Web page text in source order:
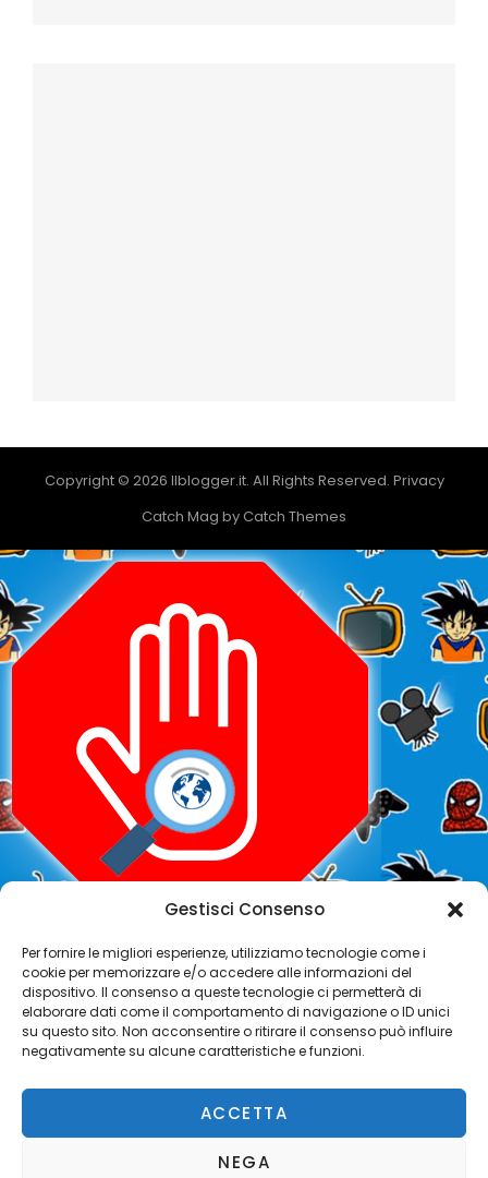
Gestisci Consenso
Per fornire le migliori esperienze, utilizziamo tecnologie come i
cookie per memorizzare e/o accedere alle informazioni del
dispositivo. Il consenso a queste tecnologie ci permetterà di
elaborare dati come il comportamento di navigazione o ID unici
su questo sito. Non acconsentire o ritirare il consenso può influire
negativamente su alcune caratteristiche e funzioni.
ACCETTA
NEGA
Copyright © 2026 Ilblogger.it. All Rights Reserved. Privacy
Catch Mag byCatch Themes
Ads Blocker Detected!!!
We have detected that you are using extensions to
blocker.